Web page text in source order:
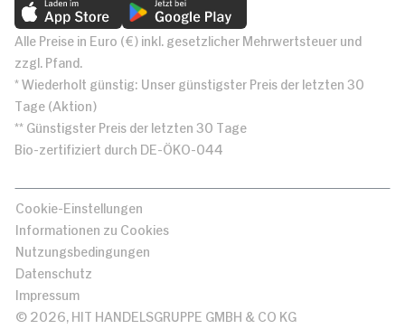
Alle Preise in Euro (€) inkl. gesetzlicher Mehrwertsteuer und
zzgl. Pfand.
* Wiederholt günstig: Unser günstigster Preis der letzten 30
Tage (Aktion)
** Günstigster Preis der letzten 30 Tage
Bio-zertifiziert durch DE-ÖKO-044
Cookie-Einstellungen
Informationen zu Cookies
Nutzungsbedingungen
Datenschutz
Impressum
© 2026, HIT HANDELSGRUPPE GMBH & CO KG